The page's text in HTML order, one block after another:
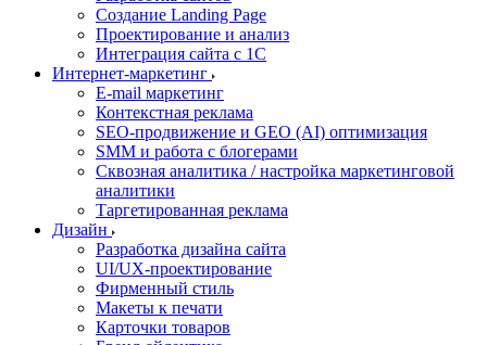
Создание Landing Page
Проектирование и анализ
Интеграция сайта с 1С
Интернет-маркетинг
E-mail маркетинг
Контекстная реклама
SEO-продвижение и GEO (AI) оптимизация
SMM и работа с блогерами
Сквозная аналитика / настройка маркетинговой
аналитики
Таргетированная реклама
Дизайн
Разработка дизайна сайта
UI/UX-проектирование
Фирменный стиль
Макеты к печати
Карточки товаров